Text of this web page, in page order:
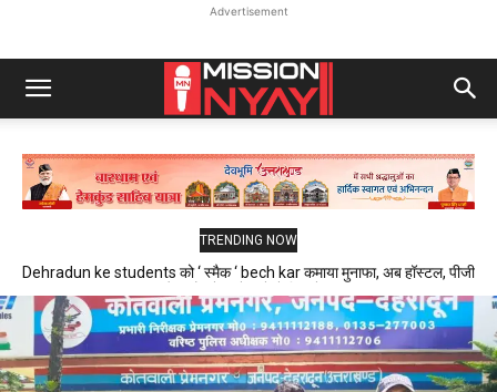
Advertisement
TRENDING NOW
Dehradun ke students को ‘ स्मैक ‘ bech kar कमाया मुनाफा, अब हॉस्टल, पीजी